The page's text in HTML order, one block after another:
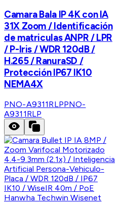
Camara Bala IP 4K con IA
31X Zoom / Identificación
de matriculas ANPR / LPR
/ P-Iris / WDR 120dB /
H.265 / RanuraSD /
Protección IP67 IK10
NEMA4X
PNO-A9311RLPPNO-
A9311RLP
Hanwha Techwin Wisenet